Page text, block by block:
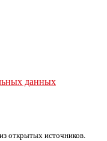
данных
открытых источников.